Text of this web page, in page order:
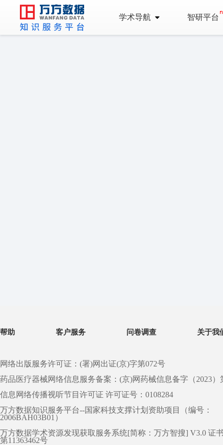
学术导航 智研平台
帮助 客户服务 问卷调查 关于我
网络出版服务许可证：(署)网出证(京)字第072号
药品医疗器械网络信息服务备案：(京)网药械信息备字（2023）
信息网络传播视听节目许可证 许可证号：0108284
万方数据知识服务平台--国家科技支撑计划资助项目（编号：
2006BAH03B01）
万方数据学术资源发现获取服务系统[简称：万方智搜] V3.0 证
第11363462号